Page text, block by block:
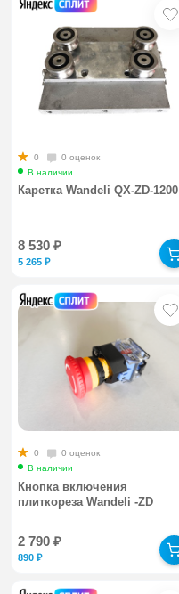
0
0 оценок
В наличии
Каретка Wandeli QX-ZD-1200
8 530₽
5 265₽
0
0 оценок
В наличии
Кнопка включения
плиткореза Wandeli -ZD
2 790₽
890₽